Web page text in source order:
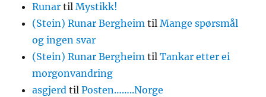
Runar tilMystikk!
(Stein) Runar Bergheim tilMange spørsmål
og ingen svar
(Stein) Runar Bergheim tilTankar etter ei
morgonvandring
asgjerd tilPosten……..Norge